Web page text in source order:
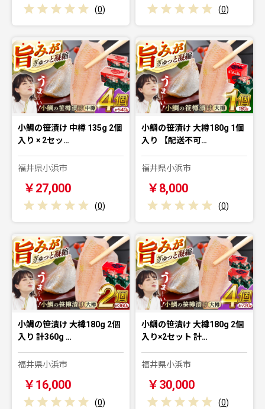
(0) (0)
小鯛の笹漬け 中樽 135g 2個
入り × 2セッ…
福井県小浜市
￥27,000
(0)
小鯛の笹漬け 大樽180g 1個
入り 【配送不可…
福井県小浜市
￥8,000
(0)
小鯛の笹漬け 大樽180g 2個
入り 計360g …
福井県小浜市
￥16,000
(0)
小鯛の笹漬け 大樽180g 2個
入り×2セット 計…
福井県小浜市
￥30,000
(0)